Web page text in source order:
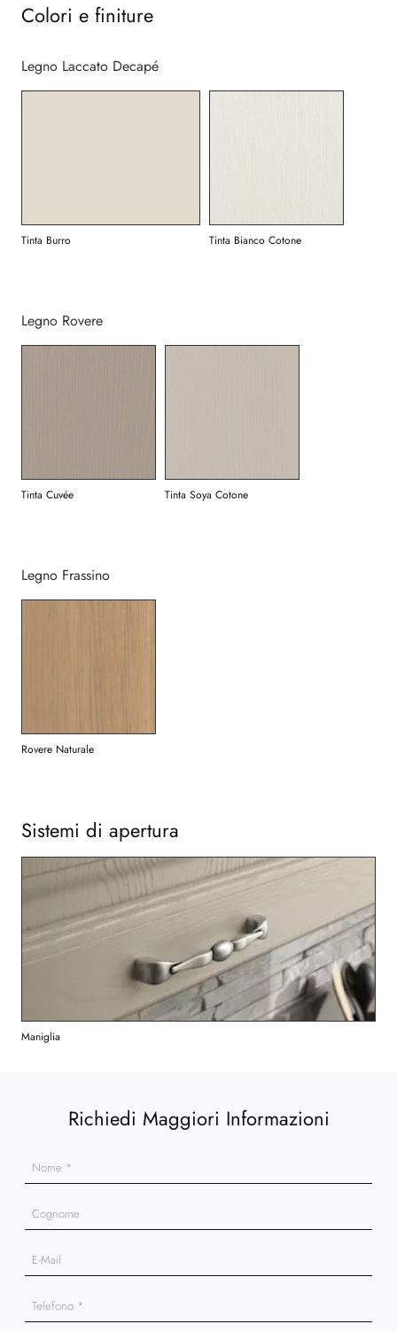
Colori e finiture
Legno Laccato Decapé
Tinta Burro Tinta Bianco Cotone
Legno Rovere
Tinta Cuvée Tinta Soya Cotone
Legno Frassino
Rovere Naturale
Sistemi di apertura
Maniglia
Richiedi Maggiori Informazioni